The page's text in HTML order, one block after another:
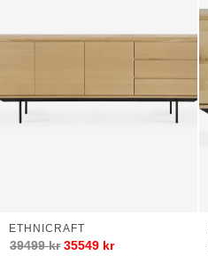
ETHNICRAFT
39499kr 35549 kr